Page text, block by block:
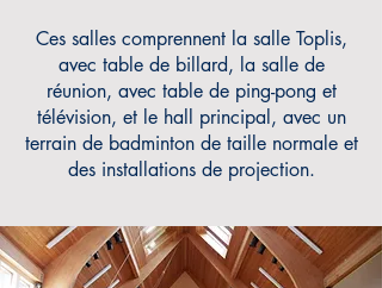
Ces salles comprennent la salle Toplis,
avec table de billard, la salle de
réunion, avec table de ping-pong et
télévision, et le hall principal, avec un
terrain de badminton de taille normale et
des installations de projection.